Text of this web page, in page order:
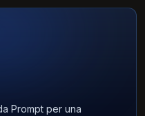
Prompt per una